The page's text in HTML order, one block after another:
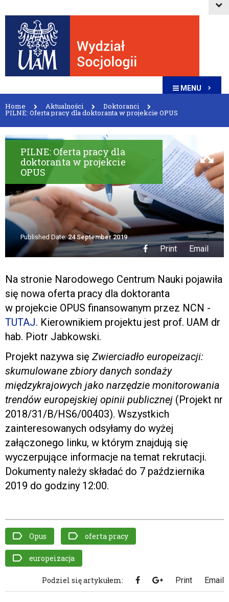
MENU
Home Aktualności Doktoranci
PILNE: Oferta pracy dla doktoranta w projekcie OPUS
PILNE: Oferta pracy dla
doktoranta w projekcie
OPUS
Print Email
Published Date:24 September 2019
Na stronie Narodowego Centrum Nauki pojawiła
się nowa oferta pracy dla doktoranta
w projekcie OPUS finansowanym przez NCN -
TUTAJ. Kierownikiem projektu jest prof. UAM dr
hab. Piotr Jabkowski.
Projekt nazywa się Zwierciadło europeizacji:
skumulowane zbiory danych sondaży
międzykrajowych jako narzędzie monitorowania
trendów europejskiej opinii publicznej (Projekt nr
2018/31/B/HS6/00403). Wszystkich
zainteresowanych odsyłamy do wyżej
załączonego linku, w którym znajdują się
wyczerpujące informacje na temat rekrutacji.
Dokumenty należy składać do 7 października
2019 do godziny 12:00.
Opus oferta pracy
europeizacja
Podziel się artykułem: Print Email